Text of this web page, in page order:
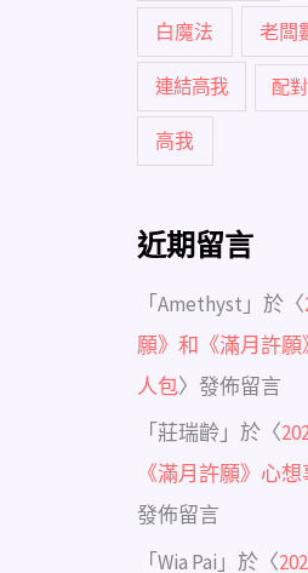
白魔法 老闆
連結高我 配對
高我
近期留言
「Amethyst 」於〈
願》和《滿月許
人包〉發佈留言
「莊瑞齡 」於〈
《滿月許願》心
發佈留言
「Wia Pai 」於〈